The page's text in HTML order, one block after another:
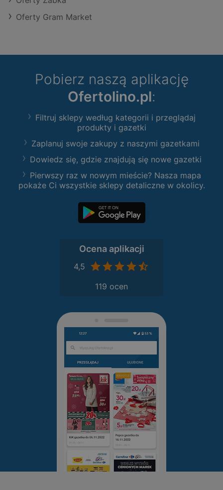
Oferty Gram Market
Pobierz naszą aplikację
Ofertolino.pl:
Filtruj sklepy według kategorii i przeglądaj
produkty i gazetki
Zaplanuj swoje zakupy z naszymi gazetkami
Dowiedz się, gdzie znajdują się nowe gazetki
Pierwszy raz w nowym mieście? Nasza mapa
pokaże Ci wszystkie sklepy detaliczne w okolicy.
Ocena aplikacji
4,5
119 ocen